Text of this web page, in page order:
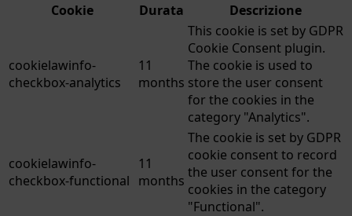
Cookie
Durata Descrizione
cookielawinfo-
checkbox-analytics
11
months
This cookie is set by GDPR
Cookie Consent plugin.
The cookie is used to
store the user consent
for the cookies in the
category "Analytics".
cookielawinfo-
checkbox-functional
11
months
The cookie is set by GDPR
cookie consent to record
the user consent for the
cookies in the category
"Functional".